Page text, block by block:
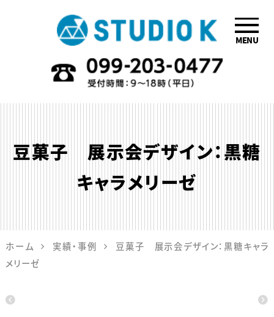
鹿児島のデザイ
ン会社STUDIO
MENU
豆菓子 展示会デザイン：黒糖
キャラメリーゼ
ホーム 実績・事例
豆菓子 展示会デザイン：黒糖キャラ
メリーゼ